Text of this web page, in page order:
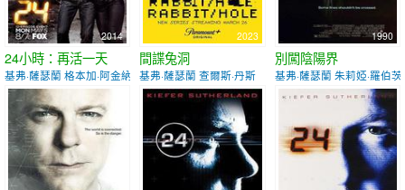
2014
24小時：再活一天
基弗·薩瑟蘭 格本加·阿金納格貝
2023
間諜兔洞
基弗·薩瑟蘭 查爾斯·丹斯
1990
別闖陰陽界
基弗·薩瑟蘭 朱莉婭·羅伯茨